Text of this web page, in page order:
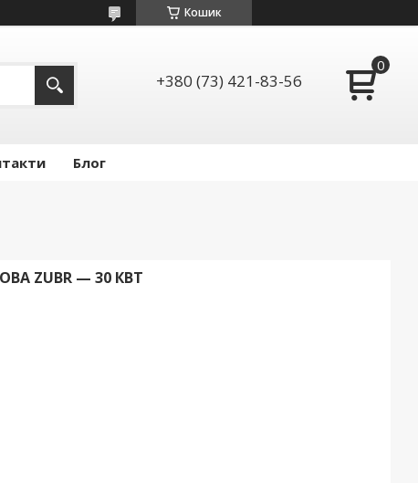
Кошик
+380 (73) 421-83-56
Блог
ZUBR — 30 КВТ